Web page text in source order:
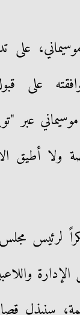
على
على
عبر
ولا أطيق
لرئيس مجلس